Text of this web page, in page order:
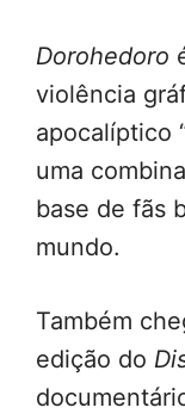
Dorohedoro
violência
apocalíptico
uma
base de fãs
mundo.
Também
edição do